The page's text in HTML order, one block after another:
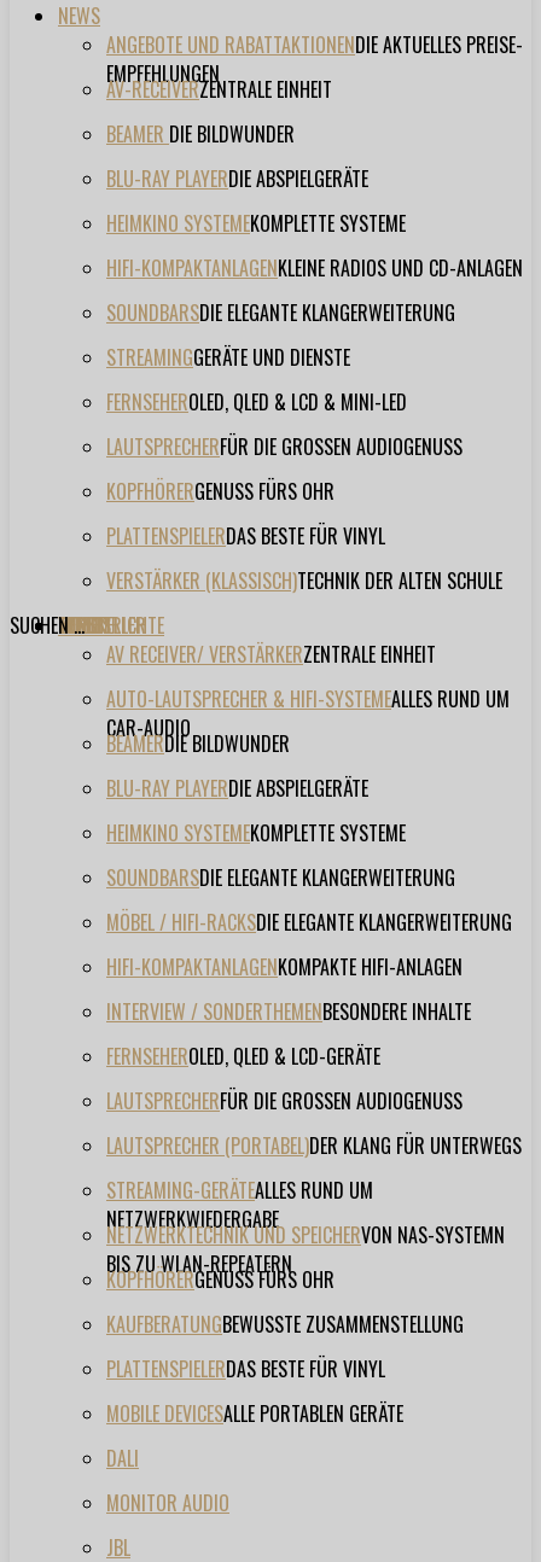
NEWS
ANGEBOTE UND RABATTAKTIONENDIE AKTUELLES PREISE-
EMPFEHLUNGEN
AV-RECEIVERZENTRALE EINHEIT
BEAMER DIE BILDWUNDER
BLU-RAY PLAYERDIE ABSPIELGERÄTE
HEIMKINO SYSTEMEKOMPLETTE SYSTEME
HIFI-KOMPAKTANLAGENKLEINE RADIOS UND CD-ANLAGEN
SOUNDBARSDIE ELEGANTE KLANGERWEITERUNG
STREAMINGGERÄTE UND DIENSTE
FERNSEHEROLED, QLED & LCD & MINI-LED
LAUTSPRECHERFÜR DIE GROSSEN AUDIOGENUSS
KOPFHÖRERGENUSS FÜRS OHR
PLATTENSPIELERDAS BESTE FÜR VINYL
VERSTÄRKER (KLASSISCH)TECHNIK DER ALTEN SCHULE
TESTBERICHTE
AV RECEIVER/ VERSTÄRKERZENTRALE EINHEIT
AUTO-LAUTSPRECHER & HIFI-SYSTEMEALLES RUND UM
CAR-AUDIO
BEAMERDIE BILDWUNDER
BLU-RAY PLAYERDIE ABSPIELGERÄTE
HEIMKINO SYSTEMEKOMPLETTE SYSTEME
SOUNDBARSDIE ELEGANTE KLANGERWEITERUNG
MÖBEL / HIFI-RACKSDIE ELEGANTE KLANGERWEITERUNG
HIFI-KOMPAKTANLAGENKOMPAKTE HIFI-ANLAGEN
INTERVIEW / SONDERTHEMENBESONDERE INHALTE
FERNSEHEROLED, QLED & LCD-GERÄTE
LAUTSPRECHERFÜR DIE GROSSEN AUDIOGENUSS
LAUTSPRECHER (PORTABEL)DER KLANG FÜR UNTERWEGS
STREAMING-GERÄTEALLES RUND UM
NETZWERKWIEDERGABE
NETZWERKTECHNIK UND SPEICHERVON NAS-SYSTEMN
BIS ZU WLAN-REPEATERN
KOPFHÖRERGENUSS FÜRS OHR
KAUFBERATUNGBEWUSSTE ZUSAMMENSTELLUNG
PLATTENSPIELERDAS BESTE FÜR VINYL
MOBILE DEVICESALLE PORTABLEN GERÄTE
FORUM
FILME
VIDEOS
HERSTELLER
DALI
MONITOR AUDIO
JBL
EVENT
SUCHEN ...